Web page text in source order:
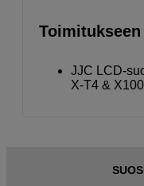
JJC LCD-
X-T4 &